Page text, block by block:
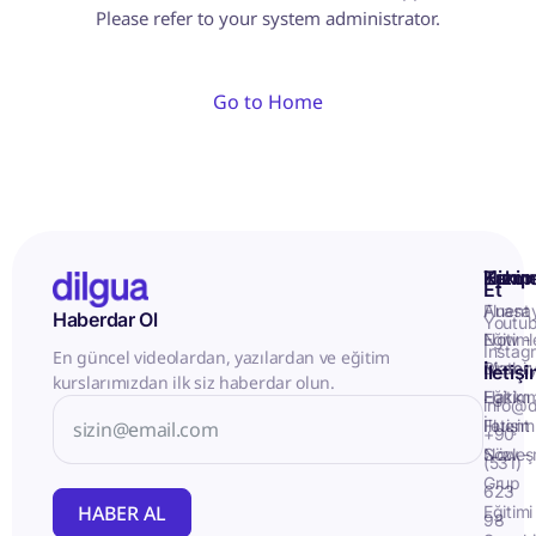
Please refer to your system administrator.
Go to Home
Haberdar Ol
En güncel videolardan, yazılardan ve eğitim
kurslarımızdan ilk siz haberdar olun.
HABER AL
İletişim
Fluent
Now -
Birebir
Eğitim
Fluent
Now -
Grup
Eğitimi
Takip
Et
+90
(531)
623
98